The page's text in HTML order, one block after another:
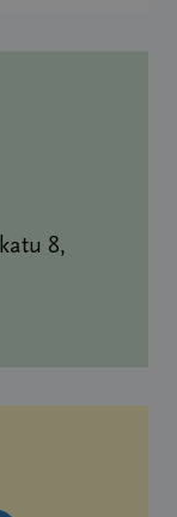
8,